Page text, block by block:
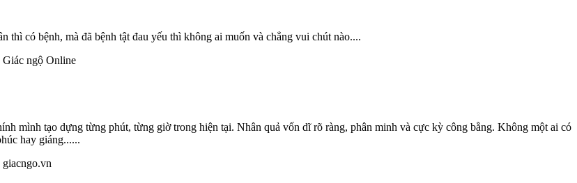
thì có bệnh, mà đã bệnh tật đau yếu thì không ai muốn và chẳng vui chút nào....
ngộ Online
mình tạo dựng từng phút, từng giờ trong hiện tại. Nhân quả vốn dĩ rõ ràng, phân minh và cực kỳ công bằng. Không một ai có
hay giáng......